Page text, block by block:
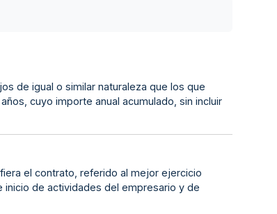
de igual o similar naturaleza que los que
cuyo importe anual acumulado, sin incluir
el contrato, referido al mejor ejercicio
de actividades del empresario y de